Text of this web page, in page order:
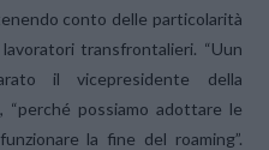
conto delle particolarità
transfrontalieri. “Uun
il vicepresidente della
“perché possiamo adottare le
la fine del roaming”.